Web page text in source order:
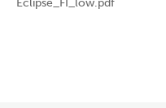
Eclipse_FI_low.pdf